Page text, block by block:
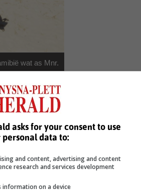
wat as Mnr.
se ondersteuning en het
om hierdie toernooi 'n reuse sukses te
toernooi wat almal kon
asks for your consent to use
personal data to:
and content, advertising and content
research and services development
information on a device